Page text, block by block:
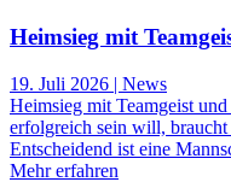
Heimsieg mit
19. Juli 2026 | News
Heimsieg mit Teamgeist
erfolgreich sein will,
Entscheidend ist eine
Mehr erfahren